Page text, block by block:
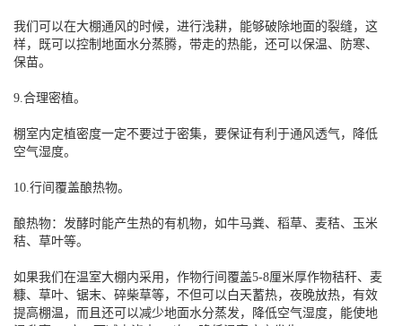
我们可以在大棚通风的时候，进行浅耕，能够破除地面的裂缝，这
样，既可以控制地面水分蒸腾，带走的热能，还可以保温、防寒、
保苗。
9.合理密植。
棚室内定植密度一定不要过于密集，要保证有利于通风透气，降低
空气湿度。
10.行间覆盖酿热物。
酿热物：发酵时能产生热的有机物，如牛马粪、稻草、麦秸、玉米
秸、草叶等。
如果我们在温室大棚内采用，作物行间覆盖5-8厘米厚作物秸秆、麦
糠、草叶、锯末、碎柴草等，不但可以白天蓄热，夜晚放热，有效
提高棚温，而且还可以减少地面水分蒸发，降低空气湿度，能使地